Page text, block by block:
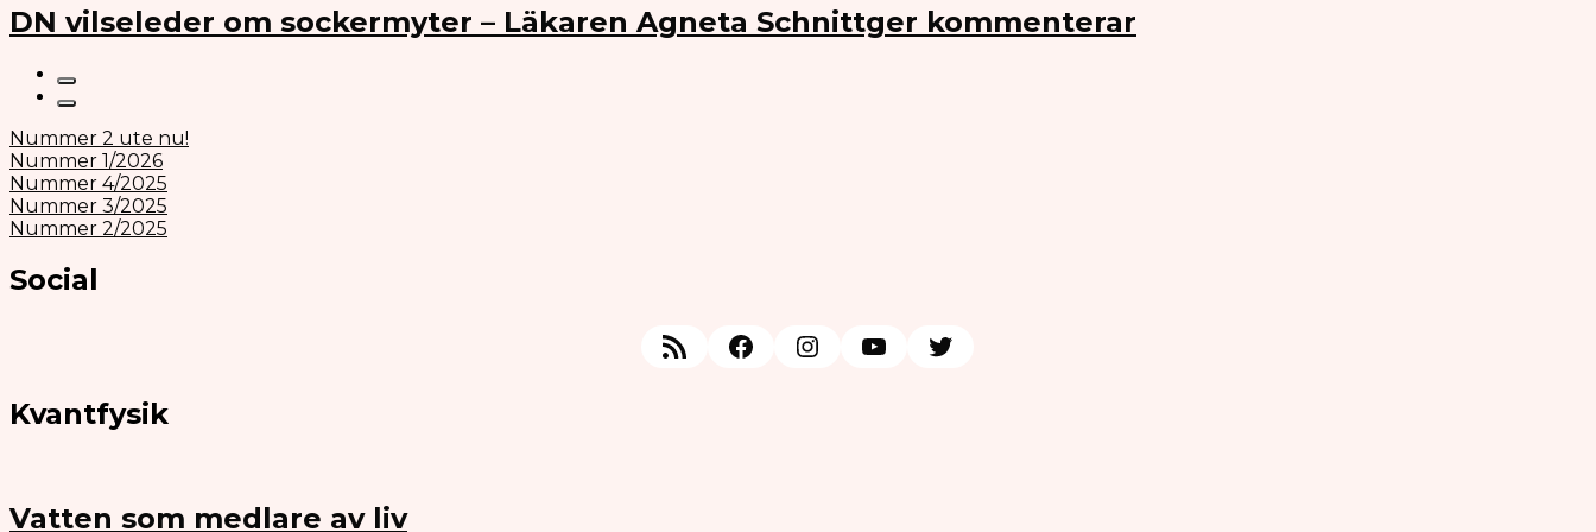
DN vilseleder om sockermyter – Läkaren Agneta Schnittger kommenterar
Nummer 2 ute nu!
Nummer 1/2026
Nummer 4/2025
Nummer 3/2025
Nummer 2/2025
Social
RSS Feed FacebookInstagram
YouTubeTwitter
Kvantfysik
Vatten som medlare av liv